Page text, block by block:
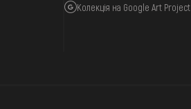
Колекція на Google Art Project